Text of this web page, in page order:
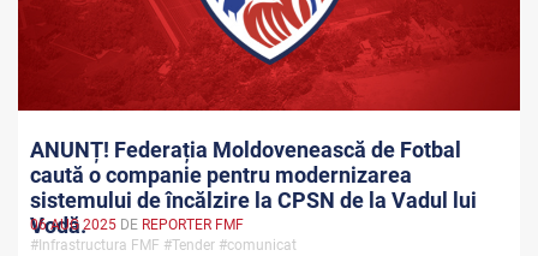
ANUNȚ! Federația Moldovenească de Fotbal
caută o companie pentru modernizarea
sistemului de încălzire la CPSN de la Vadul lui
Vodă.
06 AUG 2025 DE REPORTER FMF
#Infrastructura FMF #Tender #comunicat